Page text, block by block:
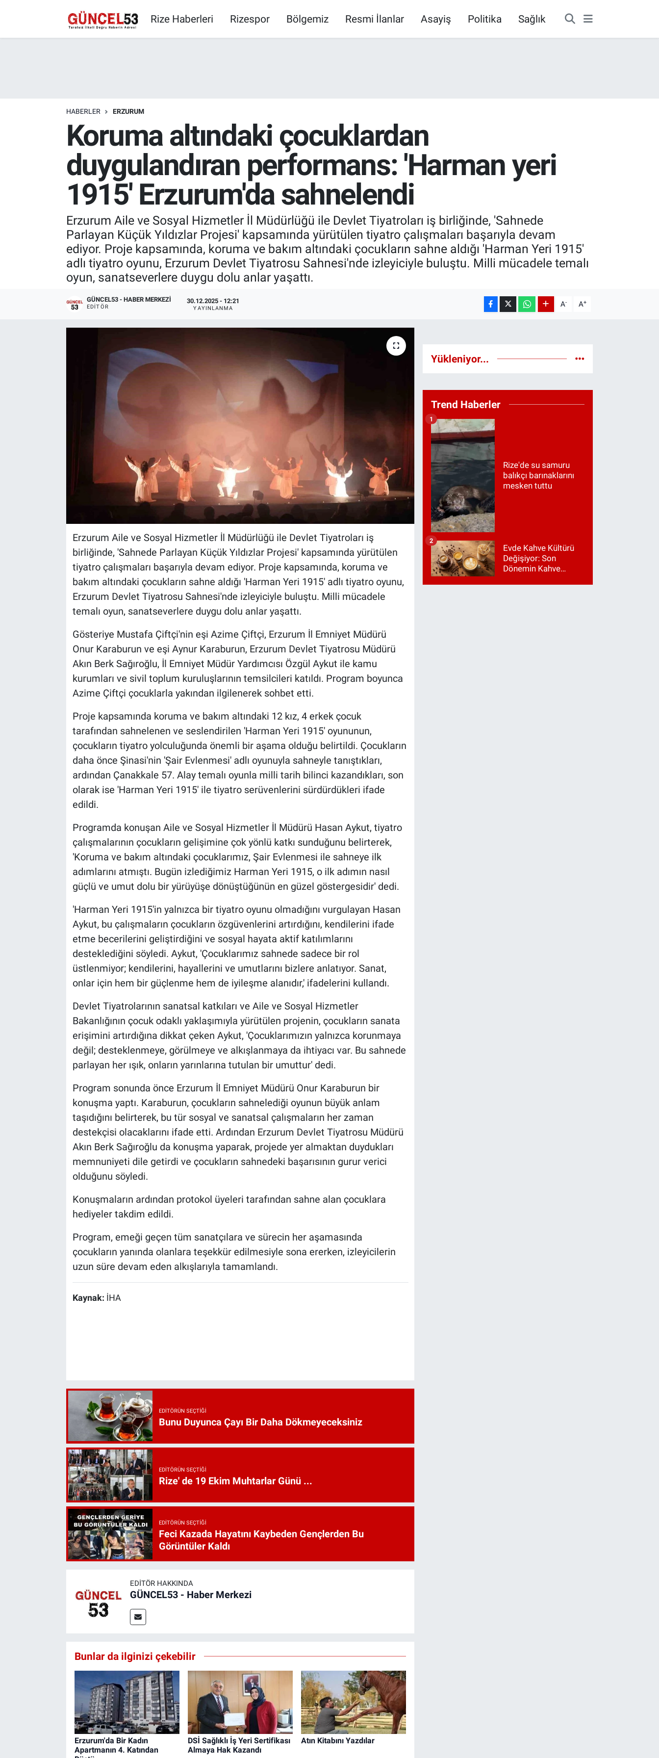
Rize Haberleri Rizespor Bölgemiz Resmi İlanlar Asayiş Politika Sağlık
HABERLER ERZURUM
Koruma altındaki çocuklardan
duygulandıran performans: 'Harman yeri
1915' Erzurum'da sahnelendi
Erzurum Aile ve Sosyal Hizmetler İl Müdürlüğü ile Devlet Tiyatroları iş birliğinde, 'Sahnede
Parlayan Küçük Yıldızlar Projesi' kapsamında yürütülen tiyatro çalışmaları başarıyla devam
ediyor. Proje kapsamında, koruma ve bakım altındaki çocukların sahne aldığı 'Harman Yeri 1915'
adlı tiyatro oyunu, Erzurum Devlet Tiyatrosu Sahnesi'nde izleyiciyle buluştu. Milli mücadele temalı
oyun, sanatseverlere duygu dolu anlar yaşattı.
GÜNCEL53 - HABER MERKEZI
EDITÖR
30.12.2025 - 12:21
YAYINLANMA A- A+
Erzurum Aile ve Sosyal Hizmetler İl Müdürlüğü ile Devlet Tiyatroları iş
birliğinde, 'Sahnede Parlayan Küçük Yıldızlar Projesi' kapsamında yürütülen
tiyatro çalışmaları başarıyla devam ediyor. Proje kapsamında, koruma ve
bakım altındaki çocukların sahne aldığı 'Harman Yeri 1915' adlı tiyatro oyunu,
Erzurum Devlet Tiyatrosu Sahnesi'nde izleyiciyle buluştu. Milli mücadele
temalı oyun, sanatseverlere duygu dolu anlar yaşattı.
Gösteriye Mustafa Çiftçi'nin eşi Azime Çiftçi, Erzurum İl Emniyet Müdürü
Onur Karaburun ve eşi Aynur Karaburun, Erzurum Devlet Tiyatrosu Müdürü
Akın Berk Sağıroğlu, İl Emniyet Müdür Yardımcısı Özgül Aykut ile kamu
kurumları ve sivil toplum kuruluşlarının temsilcileri katıldı. Program boyunca
Azime Çiftçi çocuklarla yakından ilgilenerek sohbet etti.
Proje kapsamında koruma ve bakım altındaki 12 kız, 4 erkek çocuk
tarafından sahnelenen ve seslendirilen 'Harman Yeri 1915' oyununun,
çocukların tiyatro yolculuğunda önemli bir aşama olduğu belirtildi. Çocukların
daha önce Şinasi'nin 'Şair Evlenmesi' adlı oyunuyla sahneyle tanıştıkları,
ardından Çanakkale 57. Alay temalı oyunla milli tarih bilinci kazandıkları, son
olarak ise 'Harman Yeri 1915' ile tiyatro serüvenlerini sürdürdükleri ifade
edildi.
Programda konuşan Aile ve Sosyal Hizmetler İl Müdürü Hasan Aykut, tiyatro
çalışmalarının çocukların gelişimine çok yönlü katkı sunduğunu belirterek,
'Koruma ve bakım altındaki çocuklarımız, Şair Evlenmesi ile sahneye ilk
adımlarını atmıştı. Bugün izlediğimiz Harman Yeri 1915, o ilk adımın nasıl
güçlü ve umut dolu bir yürüyüşe dönüştüğünün en güzel göstergesidir' dedi.
'Harman Yeri 1915'in yalnızca bir tiyatro oyunu olmadığını vurgulayan Hasan
Aykut, bu çalışmaların çocukların özgüvenlerini artırdığını, kendilerini ifade
etme becerilerini geliştirdiğini ve sosyal hayata aktif katılımlarını
desteklediğini söyledi. Aykut, 'Çocuklarımız sahnede sadece bir rol
üstlenmiyor; kendilerini, hayallerini ve umutlarını bizlere anlatıyor. Sanat,
onlar için hem bir güçlenme hem de iyileşme alanıdır,' ifadelerini kullandı.
Devlet Tiyatrolarının sanatsal katkıları ve Aile ve Sosyal Hizmetler
Bakanlığının çocuk odaklı yaklaşımıyla yürütülen projenin, çocukların sanata
erişimini artırdığına dikkat çeken Aykut, 'Çocuklarımızın yalnızca korunmaya
değil; desteklenmeye, görülmeye ve alkışlanmaya da ihtiyacı var. Bu sahnede
parlayan her ışık, onların yarınlarına tutulan bir umuttur' dedi.
Program sonunda önce Erzurum İl Emniyet Müdürü Onur Karaburun bir
konuşma yaptı. Karaburun, çocukların sahnelediği oyunun büyük anlam
taşıdığını belirterek, bu tür sosyal ve sanatsal çalışmaların her zaman
destekçisi olacaklarını ifade etti. Ardından Erzurum Devlet Tiyatrosu Müdürü
Akın Berk Sağıroğlu da konuşma yaparak, projede yer almaktan duydukları
memnuniyeti dile getirdi ve çocukların sahnedeki başarısının gurur verici
olduğunu söyledi.
Konuşmaların ardından protokol üyeleri tarafından sahne alan çocuklara
hediyeler takdim edildi.
Program, emeği geçen tüm sanatçılara ve sürecin her aşamasında
çocukların yanında olanlara teşekkür edilmesiyle sona ererken, izleyicilerin
uzun süre devam eden alkışlarıyla tamamlandı.
Kaynak: İHA
EDITÖRÜN SEÇTIĞI
Bunu Duyunca Çayı Bir Daha Dökmeyeceksiniz
EDITÖRÜN SEÇTIĞI
Rize' de 19 Ekim Muhtarlar Günü ...
EDITÖRÜN SEÇTIĞI
Feci Kazada Hayatını Kaybeden Gençlerden Bu
Görüntüler Kaldı
EDITÖR HAKKINDA
GÜNCEL53 - Haber Merkezi
Bunlar da ilginizi çekebilir
Erzurum'da Bir Kadın
Apartmanın 4. Katından
DSİ Sağlıklı İş Yeri Sertifikası
Almaya Hak Kazandı
Atın Kitabını Yazdılar
Yükleniyor...
Trend Haberler
Rize'de su samuru
balıkçı barınaklarını
mesken tuttu
1
Evde Kahve Kültürü
Değişiyor: Son
Dönemin Kahve
2